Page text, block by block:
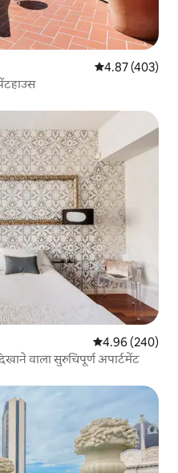
औसत रेटिंग 5 में से
4.87 (403)
औसत रेटिंग 5 में से
4.96 (240)
वाला सुरुचिपूर्ण अपार्टमेंट